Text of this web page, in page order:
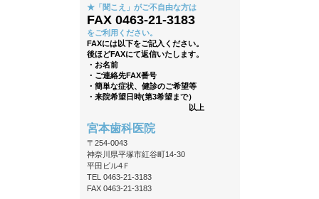
★「聞こえ」がご不自由な方は
FAX 0463-21-3183
をご利用ください。
FAXには以下をご記入ください。
後ほどFAXにて返信いたします。
・お名前
・ご連絡先FAX番号
・簡単な症状、健診のご希望等
・来院希望日時(第3希望まで）
以上
宮本歯科医院
〒254-0043
神奈川県平塚市紅谷町14-30
平田ビル4Ｆ
TEL 0463-21-3183
FAX 0463-21-3183